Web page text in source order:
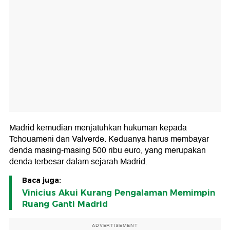
Madrid kemudian menjatuhkan hukuman kepada
Tchouameni dan Valverde. Keduanya harus membayar
denda masing-masing 500 ribu euro, yang merupakan
denda terbesar dalam sejarah Madrid.
Baca juga:
Vinicius Akui Kurang Pengalaman Memimpin
Ruang Ganti Madrid
ADVERTISEMENT